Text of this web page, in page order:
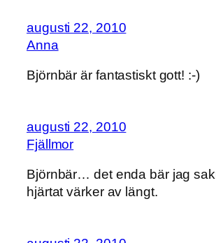
augusti 22, 2010
Anna
Björnbär är fantastiskt gott! :-)
augusti 22, 2010
Fjällmor
Björnbär… det enda bär jag
hjärtat värker av längt.